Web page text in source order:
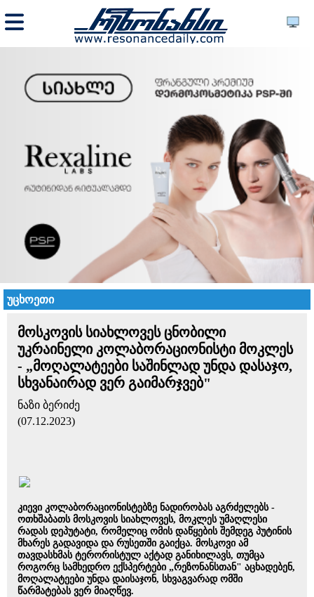
უცხოეთი
მოსკოვის სიახლოვეს ცნობილი
უკრაინელი კოლაბორაციონისტი მოკლეს
- „მოღალატეები საშინლად უნდა დასაჯო,
სხვანაირად ვერ გაიმარჯვებ"
ნაზი ბერიძე
(07.12.2023)
კიევი კოლაბორაციონისტებზე ნადირობას აგრძელებს -
ოთხშაბათს მოსკოვის სიახლოვეს, მოკლეს უმაღლესი
რადას დეპუტატი, რომელიც ომის დაწყების შემდეგ პუტინის
მხარეს გადავიდა და რუსეთში გაიქცა. მოსკოვი ამ
თავდასხმას ტერორისტულ აქტად განიხილავს, თუმცა
როგორც სამხედრო ექსპერტები „რეზონანსთან" აცხადებენ,
მოღალატეები უნდა დაისაჯონ, სხვაგვარად ომში
წარმატებას ვერ მიაღწევ.